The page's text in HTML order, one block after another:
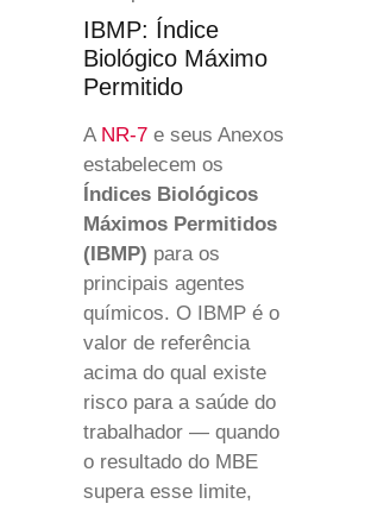
IBMP: Índice
Biológico Máximo
Permitido
A NR-7 e seus Anexos
estabelecem os
Índices Biológicos
Máximos Permitidos
(IBMP) para os
principais agentes
químicos. O IBMP é o
valor de referência
acima do qual existe
risco para a saúde do
trabalhador — quando
o resultado do MBE
supera esse limite,